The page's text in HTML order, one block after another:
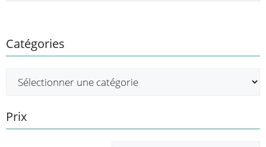
Catégories
Prix